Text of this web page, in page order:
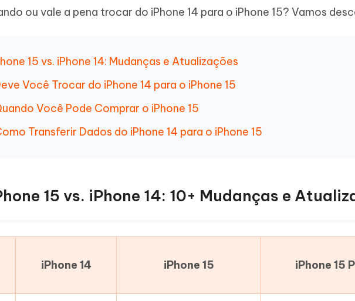
iAnyGo - APP GPS Falso para
iCareFone Transferir APP
PC Limpe o iPhone com IA gratuitamente
Transforme o conteúdo da IA em algo
ou vale a pena trocar do iPhone 14 para o iPhone 15? Vamos
15 vs. iPhone 14: Mudanças e Atualizações
Você Trocar do iPhone 14 para o iPhone 15
Você Pode Comprar o iPhone 15
Transferir Dados do iPhone 14 para o iPhone 15
15 vs. iPhone 14: 10+ Mudanças e
iPhone 14 iPhone 15 iPhone 15